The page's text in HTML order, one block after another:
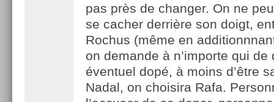
pas près de changer. On ne
se cacher derrière son doigt,
Rochus (même en
on demande à n’importe qui de
éventuel dopé, à moins d’être
Nadal, on choisira Rafa.